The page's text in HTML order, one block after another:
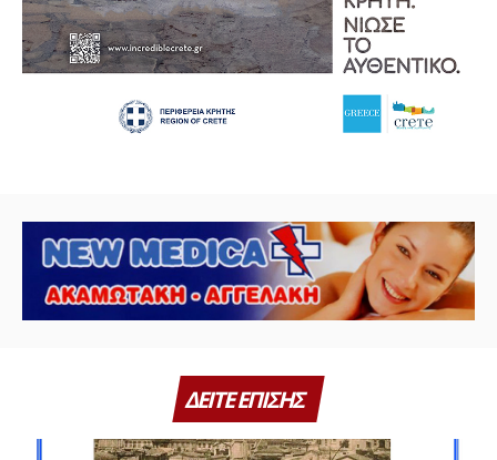
ΔΕΙΤΕ ΕΠΙΣΗΣ